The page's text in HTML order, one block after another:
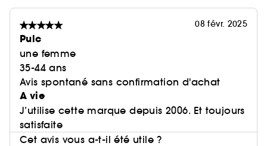
08 févr. 2025
Pulc
une femme
35-44 ans
Avis spontané sans confirmation d'achat
A vie
J’utilise cette marque depuis 2006. Et toujours
satisfaite
Cet avis vous a-t-il été utile ?